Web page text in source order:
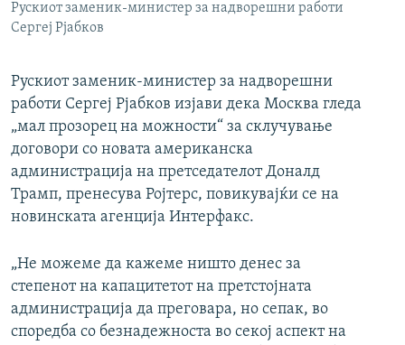
Рускиот заменик-министер за надворешни работи
Сергеј Рјабков
Рускиот заменик-министер за надворешни
работи Сергеј Рјабков изјави дека Москва гледа
„мал прозорец на можности“ за склучување
договори со новата американска
администрација на претседателот Доналд
Трамп, пренесува Ројтерс, повикувајќи се на
новинската агенција Интерфакс.
„Не можеме да кажеме ништо денес за
степенот на капацитетот на претстојната
администрација да преговара, но сепак, во
споредба со безнадежноста во секој аспект на